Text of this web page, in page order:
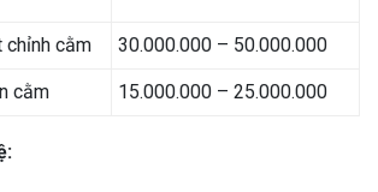
chỉnh cằm 30.000.000 – 50.000.000
cằm 15.000.000 – 25.000.000